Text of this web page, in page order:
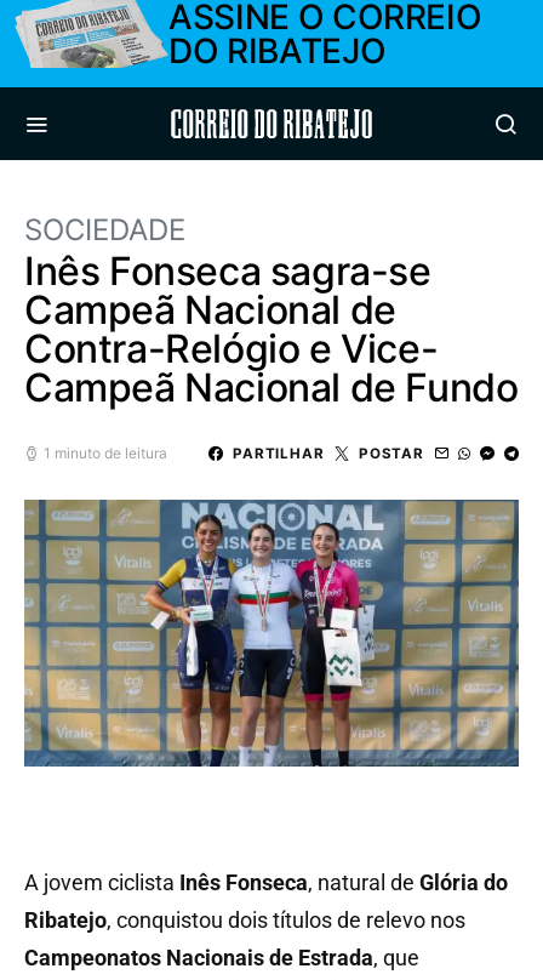
ASSINE O CORREIO
DO RIBATEJO
Correio do Ribatejo
SOCIEDADE
Inês Fonseca sagra-se
Campeã Nacional de
Contra-Relógio e Vice-
Campeã Nacional de Fundo
1 minuto de leitura PARTILHAR POSTAR
A jovem ciclista Inês Fonseca, natural de Glória do
Ribatejo, conquistou dois títulos de relevo nos
Campeonatos Nacionais de Estrada, que